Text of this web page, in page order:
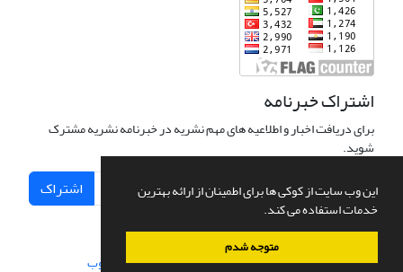
این وب سایت از کوکی ها برای اطمینان از ارائه بهترین
خدمات استفاده می کند.
متوجه شدم
اشتراک خبرنامه
برای دریافت اخبار و اطلاعیه های مهم نشریه در خبرنامه نشریه مشترک
شوید.
اشتراک
سامانه مدیریت نشریات علمی.طراحی و پیاده سازی از سیناوب